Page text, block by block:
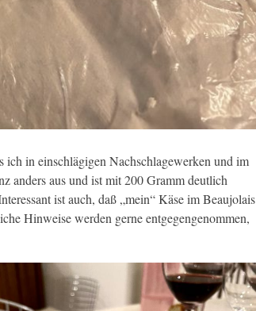
in einschlägigen Nachschlagewerken und im
anders aus und ist mit 200 Gramm deutlich
ist auch, daß „mein“ Käse im Beaujolais
Hinweise werden gerne entgegengenommen,